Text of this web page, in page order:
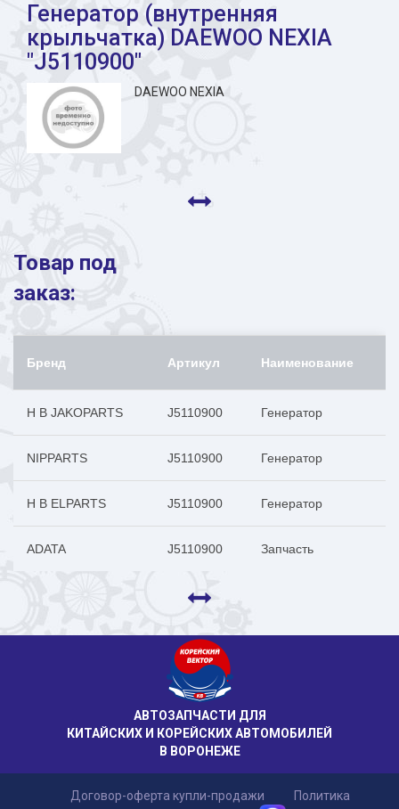
Генератор (внутренняя
крыльчатка) DAEWOO NEXIA
"J5110900"
DAEWOO NEXIA
Товар под
заказ:
Бренд Артикул Наименование
H B JAKOPARTS J5110900 Генератор
NIPPARTS J5110900 Генератор
H B ELPARTS J5110900 Генератор
ADATA J5110900 Запчасть
АВТОЗАПЧАСТИ ДЛЯ
КИТАЙСКИХ И КОРЕЙСКИХ АВТОМОБИЛЕЙ
В ВОРОНЕЖЕ
Договор-оферта купли-продажи Политика